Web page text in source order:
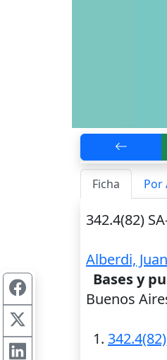
Ficha Por
342.4(82)
Alberdi,
Bases y
Buenos
1. 342.4(82)